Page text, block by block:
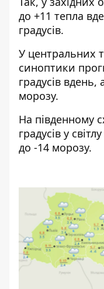
до +11 тепла
градусів.
У центральних
синоптики
градусів вдень,
морозу.
На південному
градусів у
до -14 морозу.